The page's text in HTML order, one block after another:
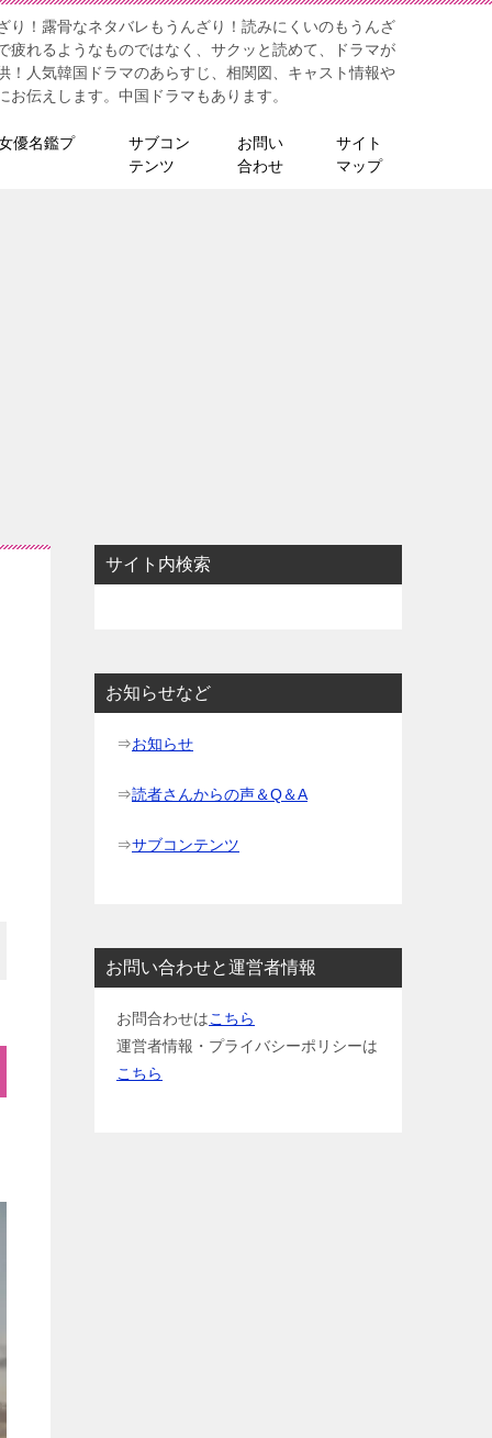
り！露骨なネタバレもうんざり！読みにくいのもうんざ
疲れるようなものではなく、サクッと読めて、ドラマが
！人気韓国ドラマのあらすじ、相関図、キャスト情報や
伝えします。中国ドラマもあります。
優名鑑プ
サブコン
テンツ
お問い
合わせ
サイト
マップ
サイト内検索
お知らせなど
⇒お知らせ
⇒読者さんからの声＆Q＆A
⇒サブコンテンツ
お問い合わせと運営者情報
お問合わせはこちら
運営者情報・プライバシーポリシーは
こちら